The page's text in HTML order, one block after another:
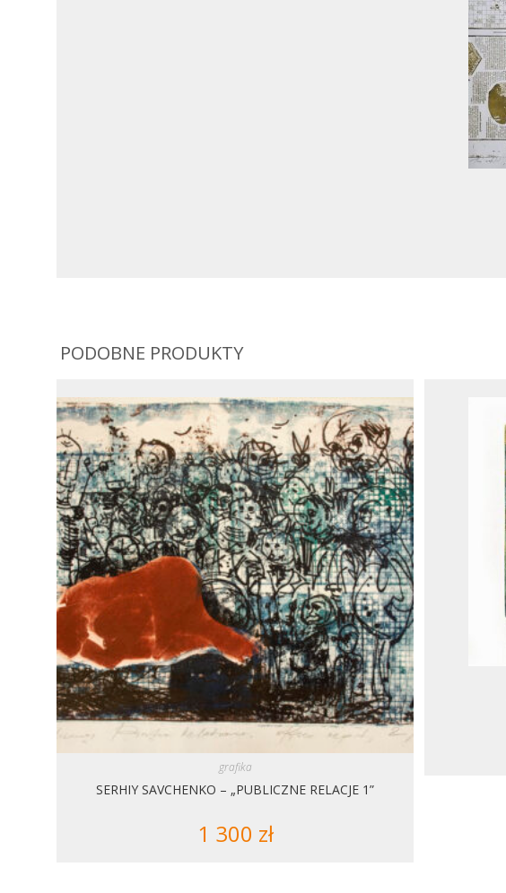
PODOBNE PRODUKTY
grafika
SERHIY SAVCHENKO – „PUBLICZNE RELACJE 1”
1 300 zł